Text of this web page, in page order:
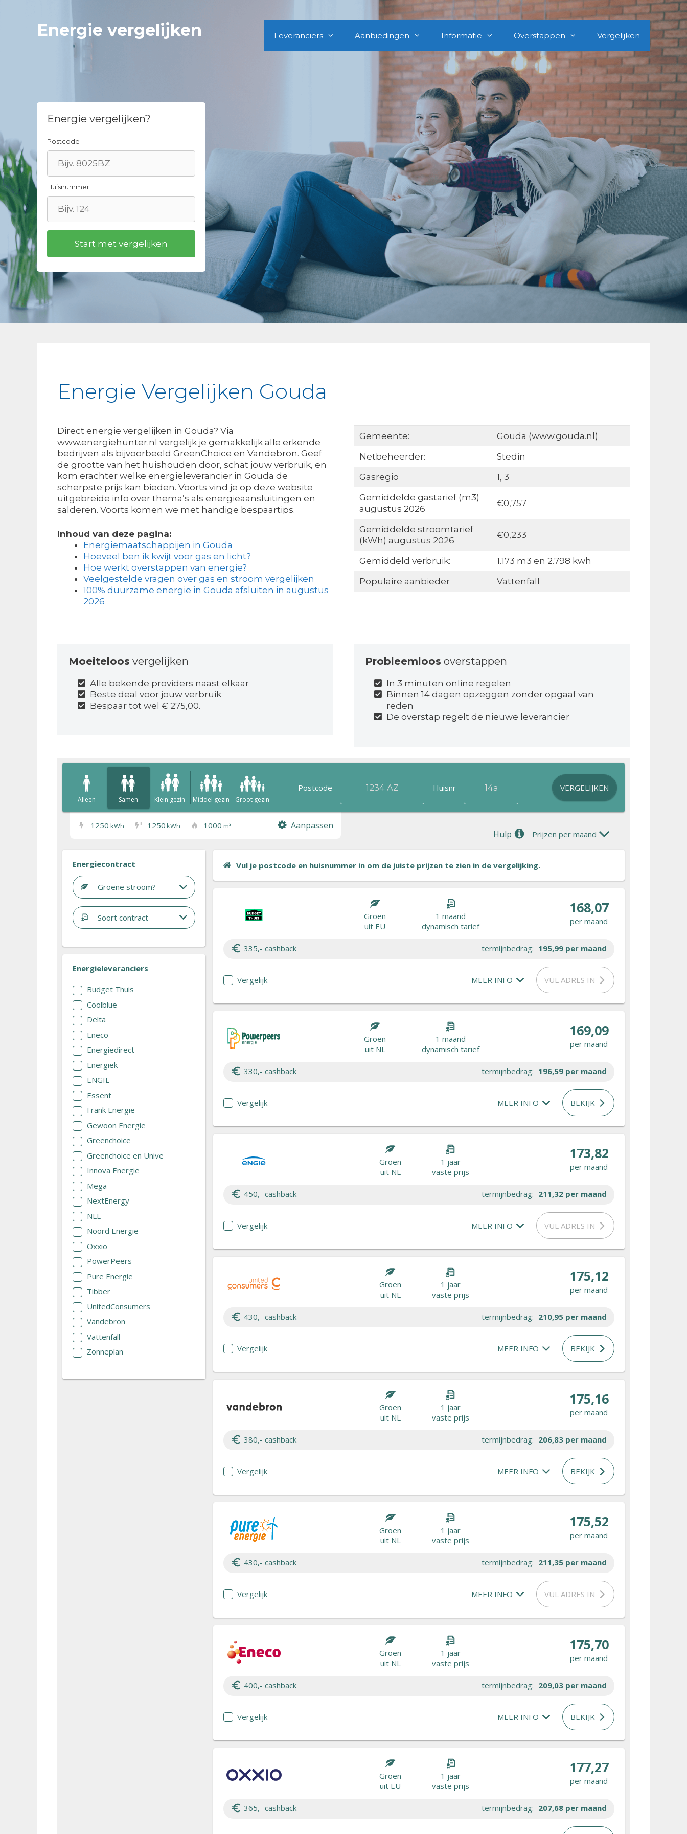
Energie vergelijken Leveranciers Aanbiedingen Informatie Overstappen Vergelijken
Energie vergelijken?
Postcode
Huisnummer
Energie Vergelijken Gouda
Direct energie vergelijken in Gouda? Via
www.energiehunter.nl vergelijk je gemakkelijk alle erkende
bedrijven als bijvoorbeeld GreenChoice en Vandebron. Geef
de grootte van het huishouden door, schat jouw verbruik, en
kom erachter welke energieleverancier in Gouda de
scherpste prijs kan bieden. Voorts vind je op deze website
uitgebreide info over thema’s als energieaansluitingen en
salderen. Voorts komen we met handige bespaartips.
Inhoud van deze pagina:
Energiemaatschappijen in Gouda
Hoeveel ben ik kwijt voor gas en licht?
Hoe werkt overstappen van energie?
Veelgestelde vragen over gas en stroom vergelijken
100% duurzame energie in Gouda afsluiten in augustus
2026
Gemeente:
Gouda (www.gouda.nl)
Netbeheerder:
Stedin
Gasregio
1, 3
Gemiddelde gastarief (m3)
augustus 2026
€0,757
Gemiddelde stroomtarief
(kWh) augustus 2026
€0,233
Gemiddeld verbruik:
1.173 m3 en 2.798 kwh
Populaire aanbieder
Vattenfall
Moeiteloos vergelijken
Alle bekende providers naast elkaar
Beste deal voor jouw verbruik
Bespaar tot wel € 275,00.
Probleemloos overstappen
In 3 minuten online regelen
Binnen 14 dagen opzeggen zonder opgaaf van
reden
De overstap regelt de nieuwe leverancier
Alleen Samen Klein gezin Middel gezin Groot gezin
Postcode Huisnr VERGELIJKEN
1250 kWh II 1250kWh 1000 m³ Aanpassen
Hulp Prijzen per maand
Energiecontract
Groene stroom?
Soort contract
Energieleveranciers
Budget Thuis
Coolblue
Delta
Eneco
Energiedirect
Energiek
ENGIE
Essent
Frank Energie
Gewoon Energie
Greenchoice
Greenchoice en Unive
Innova Energie
Mega
NextEnergy
NLE
Noord Energie
Oxxio
PowerPeers
Pure Energie
Tibber
UnitedConsumers
Vandebron
Vattenfall
Zonneplan
Vul je postcode en huisnummer in om de juiste prijzen te zien in de vergelijking.
Groen
uit EU
1 maand
dynamisch tarief
168,07
per maand
335,- cashback termijnbedrag: 195,99 per maand
Vergelijk MEER INFO VUL ADRES IN
Groen
uit NL
1 maand
dynamisch tarief
169,09
per maand
330,- cashback termijnbedrag: 196,59 per maand
Vergelijk MEER INFO BEKIJK
Groen
uit NL
1 jaar
vaste prijs
173,82
per maand
450,- cashback termijnbedrag: 211,32 per maand
Vergelijk MEER INFO VUL ADRES IN
Groen
uit NL
1 jaar
vaste prijs
175,12
per maand
430,- cashback termijnbedrag: 210,95 per maand
Vergelijk MEER INFO BEKIJK
Groen
uit NL
1 jaar
vaste prijs
175,16
per maand
380,- cashback termijnbedrag: 206,83 per maand
Vergelijk MEER INFO BEKIJK
Groen
uit NL
1 jaar
vaste prijs
175,52
per maand
430,- cashback termijnbedrag: 211,35 per maand
Vergelijk MEER INFO VUL ADRES IN
Groen
uit NL
1 jaar
vaste prijs
175,70
per maand
400,- cashback termijnbedrag: 209,03 per maand
Vergelijk MEER INFO BEKIJK
Groen
uit EU
1 jaar
vaste prijs
177,27
per maand
365,- cashback termijnbedrag: 207,68 per maand